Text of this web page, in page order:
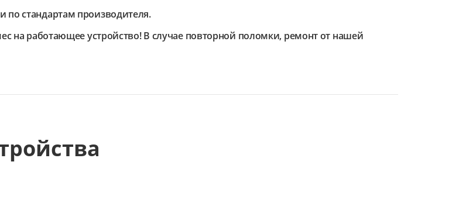
стандартам производителя.
на работающее устройство! В случае повторной поломки, ремонт от нашей